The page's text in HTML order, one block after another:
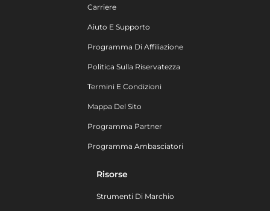
Carriere
Aiuto E Supporto
Programma Di Affiliazione
Politica Sulla Riservatezza
Termini E Condizioni
Mappa Del Sito
Programma Partner
Programma Ambasciatori
Risorse
Strumenti Di Marchio